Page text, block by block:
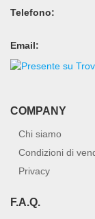
Telefono:
Email:
COMPANY
Chi siamo
Condizioni di
Privacy
F.A.Q.